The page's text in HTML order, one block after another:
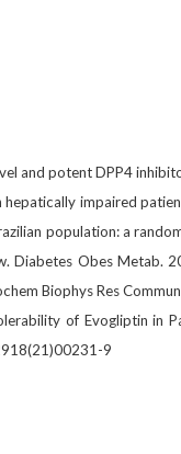
and potent DPP4
impaired
population: a
Diabetes Obes Metab.
Biophys Res
of Evogliptin in
9